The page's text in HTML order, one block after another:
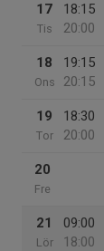
17
Tis
18:15
20:00
18
Ons
19:15
20:15
19
Tor
18:30
20:00
20
Fre
21
Lör
09:00
18:00